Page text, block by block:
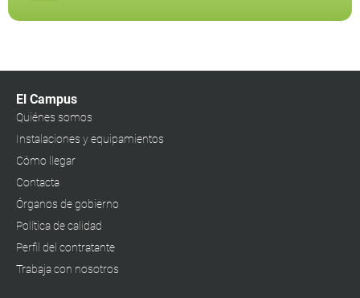
El Campus
Quiénes somos
Instalaciones y equipamientos
Cómo llegar
Contacta
Órganos de gobierno
Política de calidad
Perfil del contratante
Trabaja con nosotros